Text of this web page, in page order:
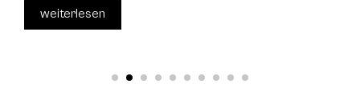
weiterlesen